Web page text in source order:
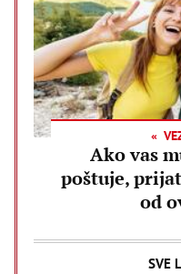
Ako vas
poštuje,
od
SVE